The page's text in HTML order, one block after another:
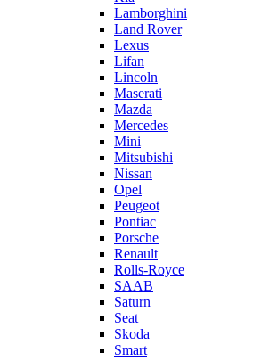
Lamborghini
Land Rover
Lexus
Lifan
Lincoln
Maserati
Mazda
Mercedes
Mini
Mitsubishi
Nissan
Opel
Peugeot
Pontiac
Porsche
Renault
Rolls-Royce
SAAB
Saturn
Seat
Skoda
Smart